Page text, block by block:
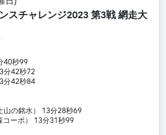
スチャレンジ2023 第3戦 網走大
40秒99
分42秒72
分42秒84
山の銘水） 13分28秒69
ーポ） 13分31秒99